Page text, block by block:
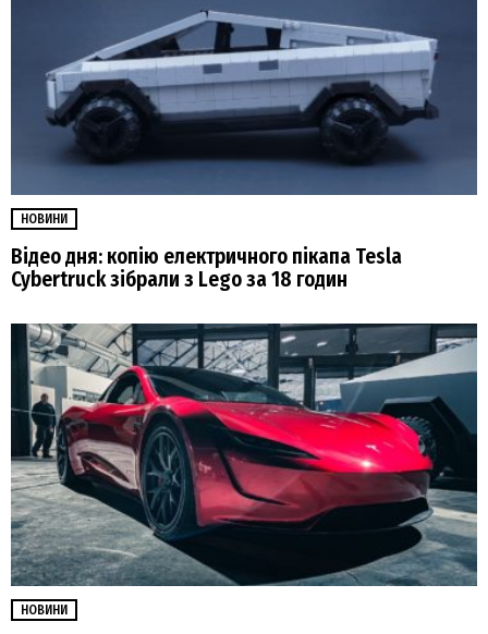
НОВИНИ
Відео дня: копію електричного пікапа Tesla
Cybertruck зібрали з Lego за 18 годин
НОВИНИ